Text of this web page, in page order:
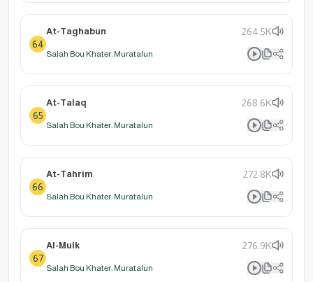
64
At-Taghabun 264.5K
Salah Bou Khater: Muratalun
65
At-Talaq 268.6K
Salah Bou Khater: Muratalun
66
At-Tahrim 272.8K
Salah Bou Khater: Muratalun
67
Al-Mulk 276.9K
Salah Bou Khater: Muratalun